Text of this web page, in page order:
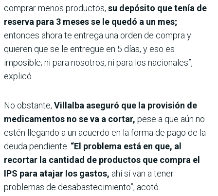
comprar menos productos, su depósito que tenía de
reserva para 3 meses se le quedó a un mes;
entonces ahora te entrega una orden de compra y
quieren que se le entregue en 5 días, y eso es
imposible; ni para nosotros, ni para los nacionales”,
explicó.
No obstante, Villalba aseguró que la provisión de
medicamentos no se va a cortar, pese a que aún no
estén llegando a un acuerdo en la forma de pago de la
deuda pendiente. “El problema está en que, al
recortar la cantidad de productos que compra el
IPS para atajar los gastos, ahí sí van a tener
problemas de desabastecimiento”, acotó.